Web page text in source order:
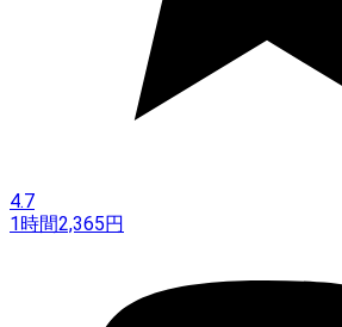
4.7
1時間2,365円